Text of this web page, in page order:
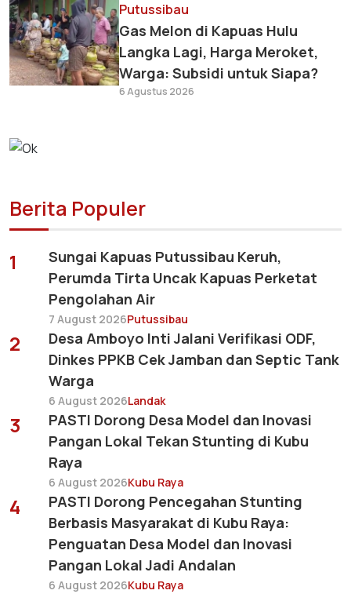
Putussibau
Gas Melon di Kapuas Hulu
Langka Lagi, Harga Meroket,
Warga: Subsidi untuk Siapa?
6 Agustus 2026
Berita Populer
1
Sungai Kapuas Putussibau Keruh,
Perumda Tirta Uncak Kapuas Perketat
Pengolahan Air
7 August 2026Putussibau
2
Desa Amboyo Inti Jalani Verifikasi ODF,
Dinkes PPKB Cek Jamban dan Septic Tank
Warga
6 August 2026Landak
3
PASTI Dorong Desa Model dan Inovasi
Pangan Lokal Tekan Stunting di Kubu
Raya
6 August 2026Kubu Raya
4
PASTI Dorong Pencegahan Stunting
Berbasis Masyarakat di Kubu Raya:
Penguatan Desa Model dan Inovasi
Pangan Lokal Jadi Andalan
6 August 2026Kubu Raya